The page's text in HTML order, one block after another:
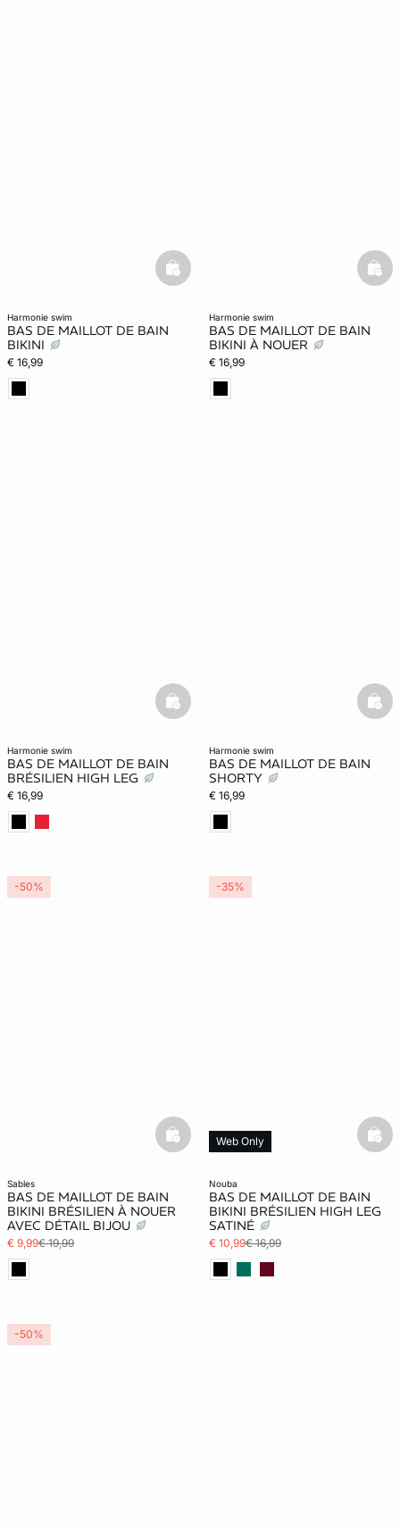
harmonie swim
BAS DE MAILLOT DE BAIN
BIKINI
€ 16,99
basketfull
harmonie swim
BAS DE MAILLOT DE BAIN
BIKINI À NOUER
€ 16,99
harmonie swim
BAS DE MAILLOT DE BAIN
BRÉSILIEN HIGH LEG
€ 16,99
basketfull
harmonie swim
BAS DE MAILLOT DE BAIN
SHORTY
€ 16,99
sables
BAS DE MAILLOT DE BAIN
BIKINI BRÉSILIEN À NOUER
AVEC DÉTAIL BIJOU
€ 9,99€ 19,99
basketfull
-50%
nouba
BAS DE MAILLOT DE BAIN
BIKINI BRÉSILIEN HIGH LEG
SATINÉ
€ 10,99€ 16,99
Web Only
-35%
-50%